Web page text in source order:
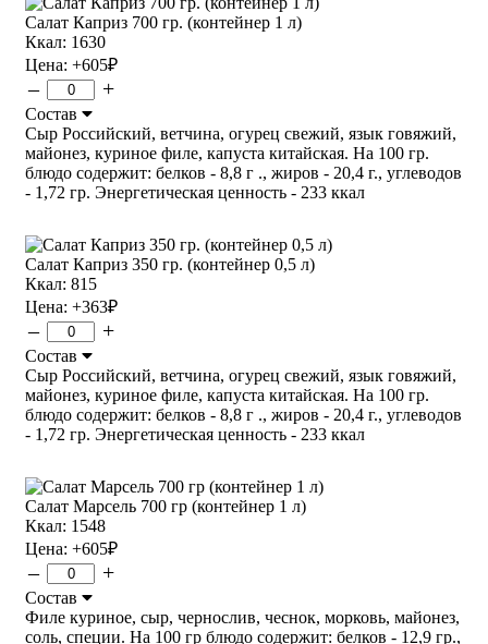
Салат Каприз 700 гр. (контейнер 1 л)
Ккал: 1630
Цена: +605₽
– +
Состав
Сыр Российский, ветчина, огурец свежий, язык говяжий,
майонез, куриное филе, капуста китайская. На 100 гр.
блюдо содержит: белков - 8,8 г ., жиров - 20,4 г., углеводов
- 1,72 гр. Энергетическая ценность - 233 ккал
Салат Каприз 350 гр. (контейнер 0,5 л)
Ккал: 815
Цена: +363₽
– +
Состав
Сыр Российский, ветчина, огурец свежий, язык говяжий,
майонез, куриное филе, капуста китайская. На 100 гр.
блюдо содержит: белков - 8,8 г ., жиров - 20,4 г., углеводов
- 1,72 гр. Энергетическая ценность - 233 ккал
Салат Марсель 700 гр (контейнер 1 л)
Ккал: 1548
Цена: +605₽
– +
Состав
Филе куриное, сыр, чернослив, чеснок, морковь, майонез,
соль, специи. На 100 гр блюдо содержит: белков - 12,9 гр.,